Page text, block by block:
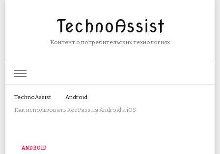
TechnoAssist
Контент о потребительских технологиях
TechnoAssist
Android
Как использовать KeePass на Android и iOS
ANDROID